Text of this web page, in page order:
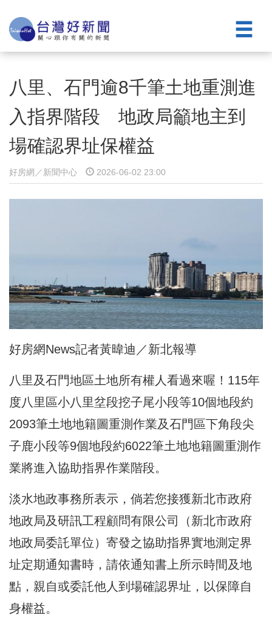
八里、石門逾8千筆土地重測進
入指界階段 地政局籲地主到
場確認界址保權益
好房網／新聞中心 2026-06-02 23:00
好房網News記者黃暐迪／新北報導
八里及石門地區土地所有權人看過來喔！115年
度八里區小八里坌段挖子尾小段等10個地段約
2093筆土地地籍圖重測作業及石門區下角段尖
子鹿小段等9個地段約6022筆土地地籍圖重測作
業將進入協助指界作業階段。
淡水地政事務所表示，倘若您接獲新北市政府
地政局及研訊工程顧問有限公司（新北市政府
地政局委託單位）寄發之協助指界實地測定界
址定期通知書時，請依通知書上所示時間及地
點，親自或委託他人到場確認界址，以保障自
身權益。